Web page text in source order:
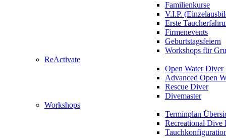
Familienkurse
V.I.P.
Erste
Firmenevents
Geburtstagsfeiern
Workshops für
ReActivate
Open Water Diver
Advanced Open
Rescue Diver
Divemaster
Workshops
Terminplan
Recreational Dive